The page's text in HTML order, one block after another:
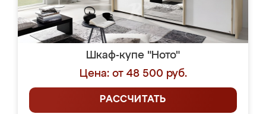
Шкаф-купе "Ното"
Цена: от 48 500 руб.
РАССЧИТАТЬ